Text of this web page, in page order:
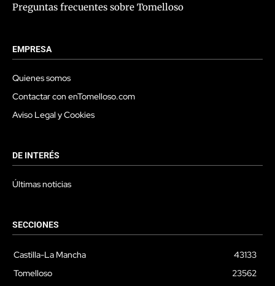
Preguntas frecuentes sobre Tomelloso
EMPRESA
Quienes somos
Contactar con enTomelloso.com
Aviso Legal y Cookies
DE INTERÉS
Últimas noticias
SECCIONES
Castilla-La Mancha
43133
Tomelloso
23562